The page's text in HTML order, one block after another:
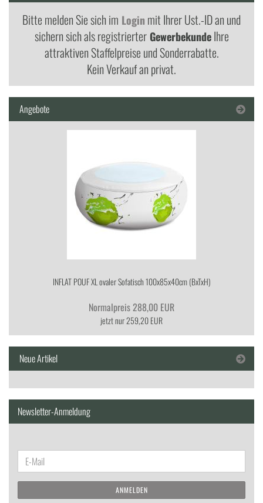
Bitte melden Sie sich im Loginmit Ihrer Ust.-ID an und
sichern sich als registrierterGewerbekundeIhre
attraktiven Staffelpreise und Sonderrabatte.
Kein Verkauf an privat.
Angebote
IN­FLAT POUF XL ova­ler So­fa­tisch 100x85x40cm (BxTxH)
Normalpreis 288,00 EUR
jetzt nur 259,20 EUR
Neue Artikel
Newsletter-Anmeldung
WEITER
ZUR
NEWSLETTER-
ANMELDUNG
E-
Mail
ANMELDEN